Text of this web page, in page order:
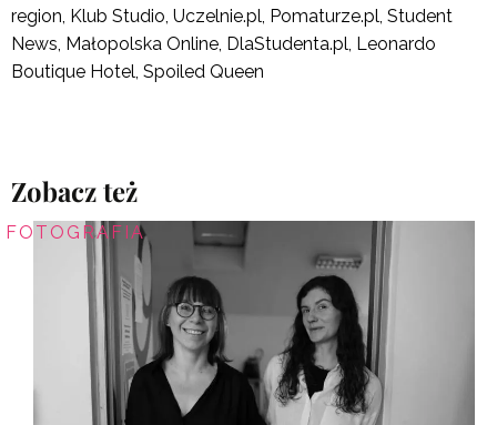
region, Klub Studio, Uczelnie.pl, Pomaturze.pl, Student
News, Małopolska Online, DlaStudenta.pl, Leonardo
Boutique Hotel, Spoiled Queen
Zobacz też
FOTOGRAFIA